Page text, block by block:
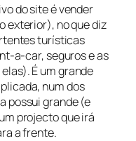
do site é vender
exterior), no que diz
turísticas
a-car, seguros e as
É um grande
num dos
possui grande (e
projecto que irá
a frente.